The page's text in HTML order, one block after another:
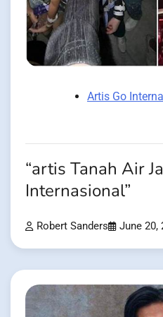
Artis Go
“artis Tanah Air
Internasional”
Robert Sanders June 20,